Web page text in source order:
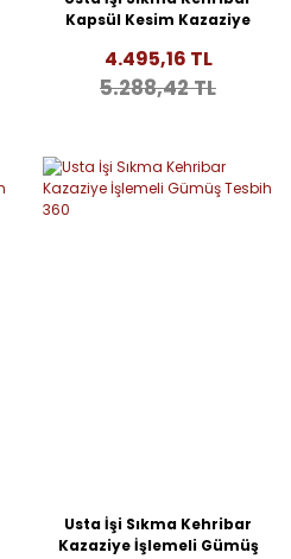
Kapsül Kesim Kazaziye
363
4.495,16 TL
5.288,42 TL
Usta İşi Sıkma Kehribar
Kazaziye İşlemeli Gümüş